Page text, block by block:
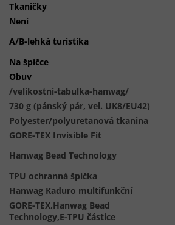
Tkaničky
Není
A/B-lehká turistika
Na špičce
Obuv
/velikostni-tabulka-hanwag/
730 g (pánský pár, vel. UK8/EU42)
Polyester/polyuretanová tkanina
GORE-TEX Invisible Fit
Hanwag Bead Technology
TPU ochranná špička
Hanwag Kaduro multifunkční
GORE-TEX,Hanwag Bead
Technology,E-TPU částice